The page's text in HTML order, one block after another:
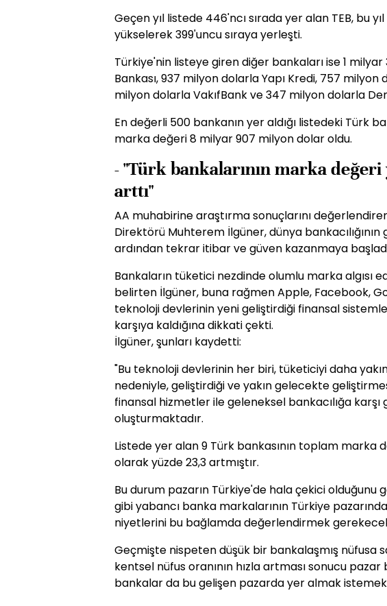
Geçen yıl listede 446'ncı sırada yer alan TEB, bu
yükselerek 399'uncu sıraya yerleşti.
Türkiye'nin listeye giren diğer bankaları ise 1
Bankası, 937 milyon dolarla Yapı Kredi, 757
milyon dolarla VakıfBank ve 347 milyon dolarla
En değerli 500 bankanın yer aldığı listedeki Türk
marka değeri 8 milyar 907 milyon dolar oldu.
- "Türk bankalarının marka
arttı"
AA muhabirine araştırma sonuçlarını
Direktörü Muhterem İlgüner, dünya
ardından tekrar itibar ve güven kazanmaya
Bankaların tüketici nezdinde olumlu marka algısı
belirten İlgüner, buna rağmen Apple, Facebook,
teknoloji devlerinin yeni geliştirdiği finansal
karşıya kaldığına dikkati çekti.
İlgüner, şunları kaydetti:
"Bu teknoloji devlerinin her biri, tüketiciyi daha
nedeniyle, geliştirdiği ve yakın gelecekte
finansal hizmetler ile geleneksel bankacılığa
oluşturmaktadır.
Listede yer alan 9 Türk bankasının toplam marka
olarak yüzde 23,3 artmıştır.
Bu durum pazarın Türkiye'de hala çekici olduğunu
gibi yabancı banka markalarının Türkiye
niyetlerini bu bağlamda değerlendirmek
Geçmişte nispeten düşük bir bankalaşmış nüfusa
kentsel nüfus oranının hızla artması sonucu
bankalar da bu gelişen pazarda yer almak